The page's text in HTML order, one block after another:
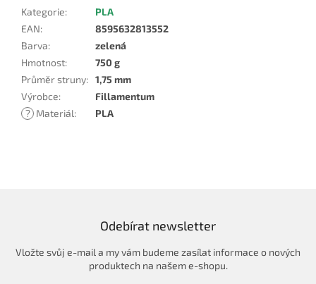
Kategorie:
PLA
EAN:
8595632813552
Barva:
zelená
Hmotnost:
750 g
Průměr struny: 1,75 mm
Výrobce:
Fillamentum
? Materiál: PLA
Odebírat newsletter
Vložte svůj e-mail a my vám budeme zasílat informace o nových
produktech na našem e-shopu.